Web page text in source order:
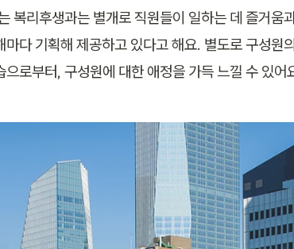
복리후생과는 별개로 직원들이 일하는 데 즐거움
마다 기획해 제공하고 있다고 해요. 별도로 구성원
으로부터, 구성원에 대한 애정을 가득 느낄 수 있어